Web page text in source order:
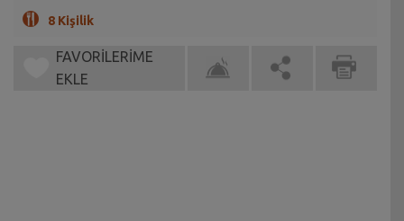
8 Kişilik
FAVORİLERİME
EKLE